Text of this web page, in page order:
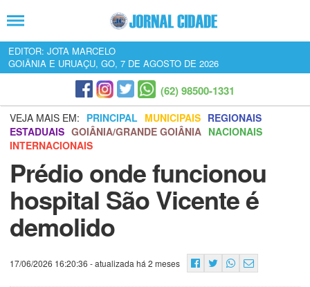
EDITOR: JOTA MARCELO
GOIÂNIA E URUAÇU, GO, 7 DE AGOSTO DE 2026
(62) 98500-1331
VEJA MAIS EM: PRINCIPAL MUNICIPAIS REGIONAIS
ESTADUAIS GOIÂNIA/GRANDE GOIÂNIA NACIONAIS
INTERNACIONAIS
Prédio onde funcionou
hospital São Vicente é
demolido
17/06/2026 16:20:36 - atualizada há 2 meses